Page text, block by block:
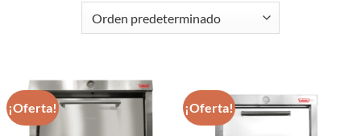
¡Oferta! ¡Oferta!